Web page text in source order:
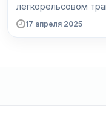
легкорельсовом
17 апреля 2025